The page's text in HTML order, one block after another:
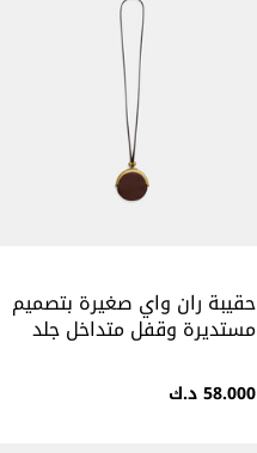
حقيبة ران واي صغيرة بتصميم
مستديرة وقفل متداخل جلد
58.000 د.ك